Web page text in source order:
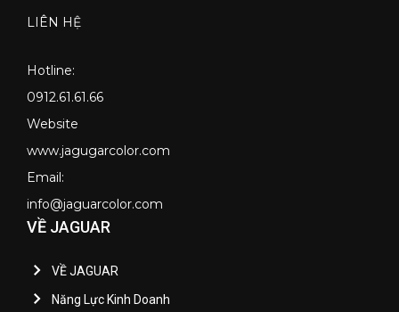
LIÊN HỆ
Hotline:
0912.61.61.66
Website
www.jagugarcolor.com
Email:
info@jaguarcolor.com
VỀ JAGUAR
VỀ JAGUAR
Năng Lực Kinh Doanh